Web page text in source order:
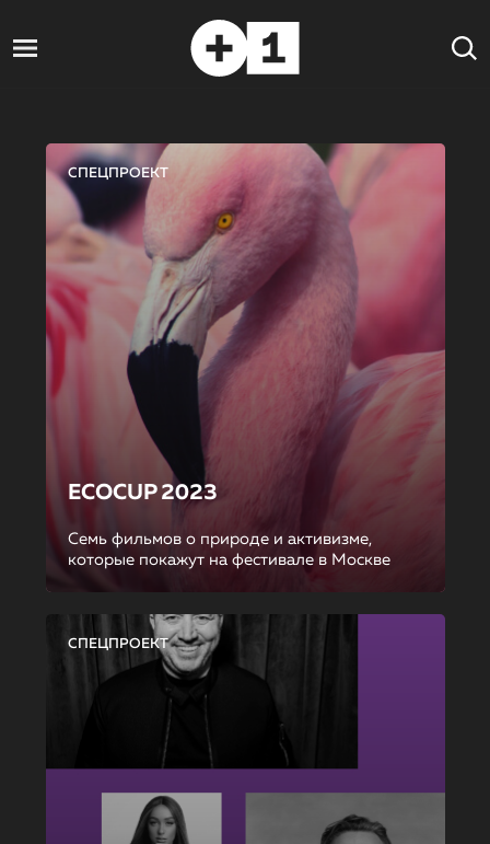
СПЕЦПРОЕКТ
ECOCUP 2023
Семь фильмов о природе и активизме,
которые покажут на фестивале в Москве
СПЕЦПРОЕКТ